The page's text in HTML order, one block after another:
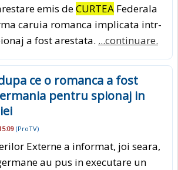
emis deCURTEA Federala
caruia romanca implicata intr-
a fost arestata. ...continuare.
ce o romanca a fost
pentru spionaj in
(ProTV)
Externe a informat, joi seara,
au pus in executare un